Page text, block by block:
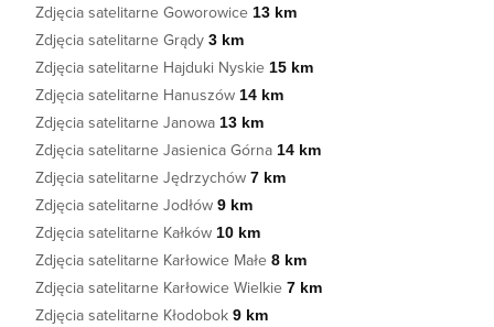
Zdjęcia satelitarne Goworowice 13 km
Zdjęcia satelitarne Grądy 3 km
Zdjęcia satelitarne Hajduki Nyskie 15 km
Zdjęcia satelitarne Hanuszów 14 km
Zdjęcia satelitarne Janowa 13 km
Zdjęcia satelitarne Jasienica Górna 14 km
Zdjęcia satelitarne Jędrzychów 7 km
Zdjęcia satelitarne Jodłów 9 km
Zdjęcia satelitarne Kałków 10 km
Zdjęcia satelitarne Karłowice Małe 8 km
Zdjęcia satelitarne Karłowice Wielkie 7 km
Zdjęcia satelitarne Kłodobok 9 km